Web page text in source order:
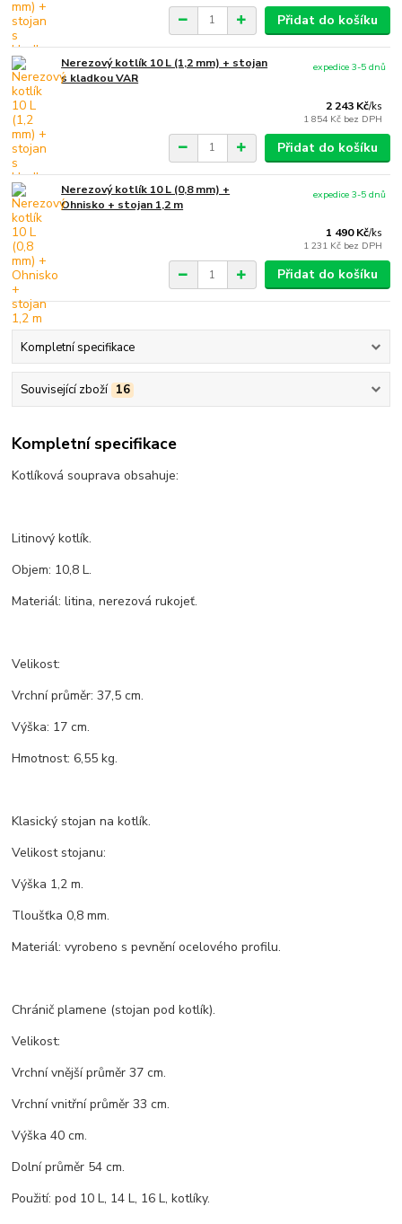
Přidat do košíku
Nerezový kotlík 10 L (1,2 mm) + stojan
s kladkou VAR
2 243 Kč/ks
1 854 Kč bez DPH
expedice 3-5 dnů
Přidat do košíku
Nerezový kotlík 10 L (0,8 mm) +
Ohnisko + stojan 1,2 m
1 490 Kč/ks
1 231 Kč bez DPH
expedice 3-5 dnů
Přidat do košíku
Kompletní specifikace
Související zboží 16
Kompletní specifikace
Kotlíková souprava obsahuje:
Litinový kotlík.
Objem: 10,8 L.
Materiál: litina, nerezová rukojeť.
Velikost:
Vrchní průměr: 37,5 cm.
Výška: 17 cm.
Hmotnost: 6,55 kg.
Klasický stojan na kotlík.
Velikost stojanu:
Výška 1,2 m.
Tloušťka 0,8 mm.
Materiál: vyrobeno s pevnění ocelového profilu.
Chránič plamene (stojan pod kotlík).
Velikost:
Vrchní vnější průměr 37 cm.
Vrchní vnitřní průměr 33 cm.
Výška 40 cm.
Dolní průměr 54 cm.
Použití: pod 10 L, 14 L, 16 L, kotlíky.